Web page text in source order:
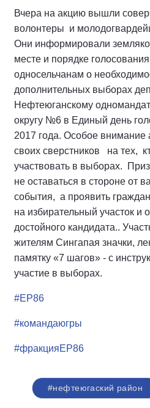
Вчера на акцию вышли
волонтеры и
Они информировали
месте и порядке
односельчанам о
дополнительных выборах
Нефтеюганскому
округу №6 в Единый день
2017 года. Особое внимание
своих сверстников на тех,
участвовать в выборах.
не оставаться в стороне от
события, а проявить
на избирательный участок и
достойного кандидата..
жителям Сингапая значки,
памятку «7 шагов» - с
участие в выборах.
#ЕР86
#командаюгры
#фракцияЕР86
#нефтеюгаский район